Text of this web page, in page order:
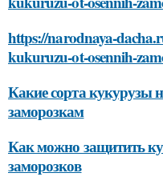
https://narodnaya-
kukuruzu-ot-osennih-
Какие сорта кукурузы
заморозкам
Как можно защитить
заморозков